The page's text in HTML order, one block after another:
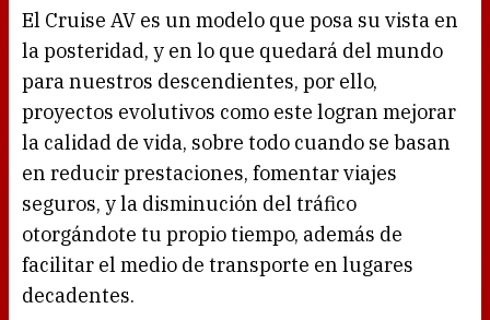
El Cruise AV es un modelo que posa su vista en
la posteridad, y en lo que quedará del mundo
para nuestros descendientes, por ello,
proyectos evolutivos como este logran mejorar
la calidad de vida, sobre todo cuando se basan
en reducir prestaciones, fomentar viajes
seguros, y la disminución del tráfico
otorgándote tu propio tiempo, además de
facilitar el medio de transporte en lugares
decadentes.